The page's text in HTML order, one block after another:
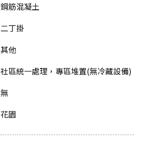
鋼筋混凝土
二丁掛
其他
社區統一處理，專區堆置(無冷藏設備)
無
花園